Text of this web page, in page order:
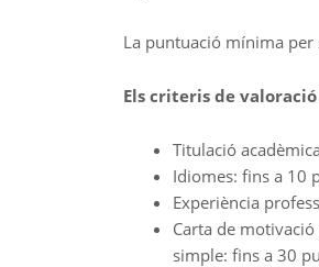
La puntuació mínima per
Els criteris de
Titulació
Idiomes: fins a 10
Experiència
Carta de
simple: fins a 30